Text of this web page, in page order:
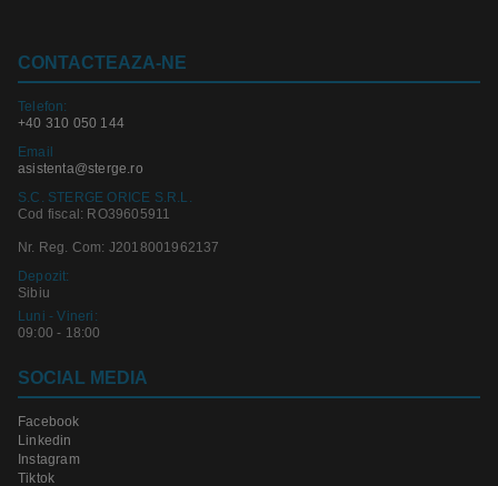
CONTACTEAZA-NE
Telefon:
+40 310 050 144
Email
asistenta@sterge.ro
S.C. STERGE ORICE S.R.L.
Cod fiscal: RO39605911
Nr. Reg. Com: J2018001962137
Depozit:
Sibiu
Luni - Vineri:
09:00 - 18:00
SOCIAL MEDIA
Facebook
Linkedin
Instagram
Tiktok